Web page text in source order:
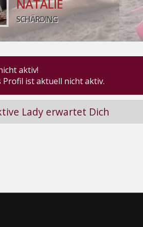
NATALIE
SCHÄRDING
aktiv!
Profil ist aktuell nicht aktiv.
Lady erwartet Dich